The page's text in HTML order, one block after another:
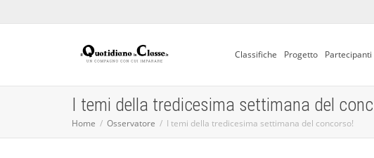
Classifiche Progetto Partecipanti
I temi della tredicesima settimana del
Home Osservatore I temi della tredicesima settimana del concorso!